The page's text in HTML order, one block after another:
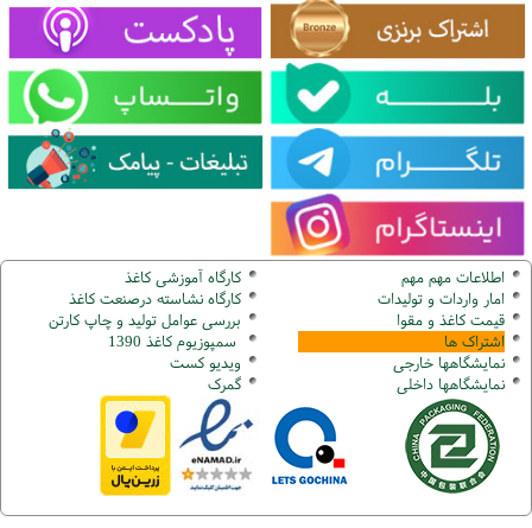
اطلاعات مهم مهم
امار واردات و تولیدات
قیمت کاغذ و مقوا
اشتراک ها
نمایشگاهها خارجی
نمایشگاهها داخلی
کارگاه آموزشی کاغذ
کارگاه نشاسته درصنعت کاغذ
بررسی عوامل تولید و چاپ کارتن
سمپوزیوم کاغذ 1390
ویدیو کست
گمرک